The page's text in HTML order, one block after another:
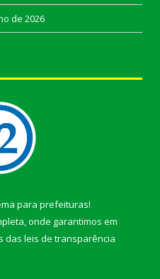
de 2026
para prefeituras!
onde garantimos em
das leis de transparência